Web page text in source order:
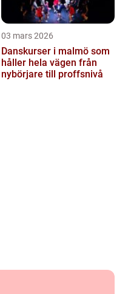
03 mars 2026
Danskurser i malmö som
håller hela vägen från
nybörjare till proffsnivå